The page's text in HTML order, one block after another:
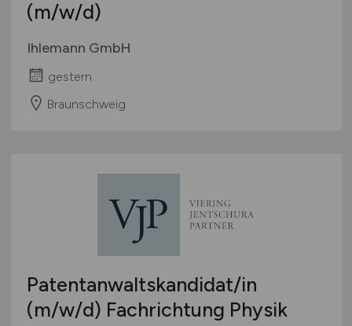
(m/w/d)
Ihlemann GmbH
gestern
Braunschweig
Patentanwaltskandidat/in
(m/w/d) Fachrichtung Physik